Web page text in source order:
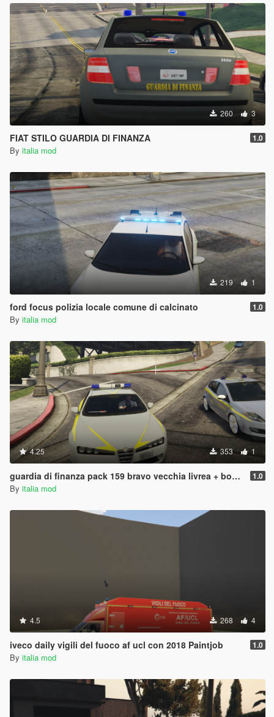
260 3
FIAT STILO GUARDIA DI FINANZA 1.0
By italia mod
219 1
ford focus polizia locale comune di calcinato 1.0
By italia mod
4.25 353 1
guardia di finanza pack 159 bravo vecchia livrea + bonus defender 1.0
By italia mod
4.5 268 4
iveco daily vigili del fuoco af ucl con 2018 Paintjob 1.0
By italia mod